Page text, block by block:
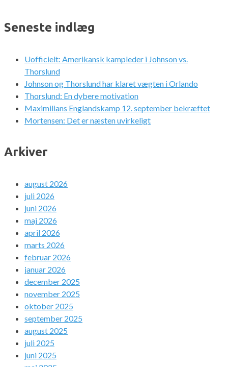
Seneste indlæg
Uofficielt: Amerikansk kampleder i Johnson vs.
Thorslund
Johnson og Thorslund har klaret vægten i Orlando
Thorslund: En dybere motivation
Maximilians Englandskamp 12. september bekræftet
Mortensen: Det er næsten uvirkeligt
Arkiver
august 2026
juli 2026
juni 2026
maj 2026
april 2026
marts 2026
februar 2026
januar 2026
december 2025
november 2025
oktober 2025
september 2025
august 2025
juli 2025
juni 2025